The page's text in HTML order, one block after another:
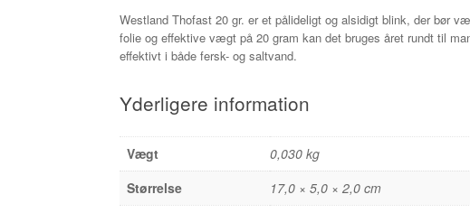
Westland Thofast 20 gr. er et pålideligt og alsidigt blink, der bør
folie og effektive vægt på 20 gram kan det bruges året rundt til
effektivt i både fersk- og saltvand.
Yderligere information
Vægt
0,030 kg
Størrelse
17,0 × 5,0 × 2,0 cm